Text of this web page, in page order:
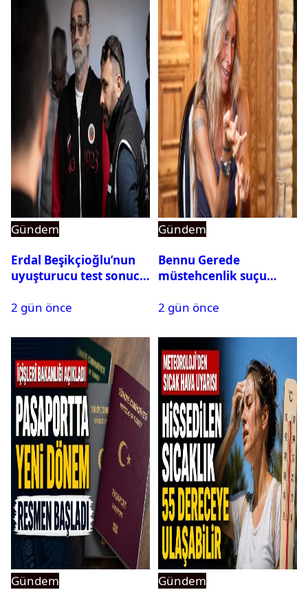
Gündem
Erdal Beşikçioğlu’nun
uyuşturucu test sonucu
2 gün önce
Gündem
Bennu Gerede
müstehcenlik suçu
alındı
2 gün önce
Gündem
Gündem